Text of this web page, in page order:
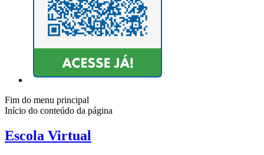
Fim do menu principal
Início do conteúdo da página
Escola Virtual